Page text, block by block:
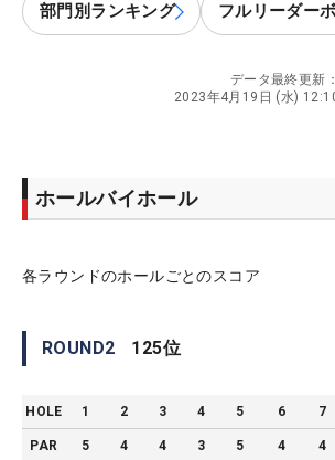
部門別ランキング フルリーダー
データ最終更新：
2023年4月19日 (水)
ホールバイホール
各ラウンドのホールごとのスコア
ROUND2 125位
HOLE 1 2 3 4 5 6 7
PAR 5 4 4 3 5 4 4